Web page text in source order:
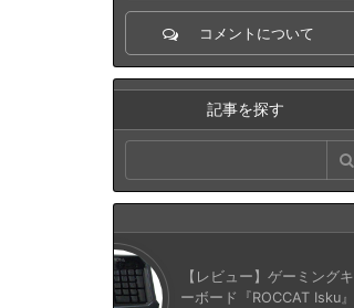
コメントについて
記事を探す
【レビュー】ゲーミングキ
ーボード『ROCCAT Isku』